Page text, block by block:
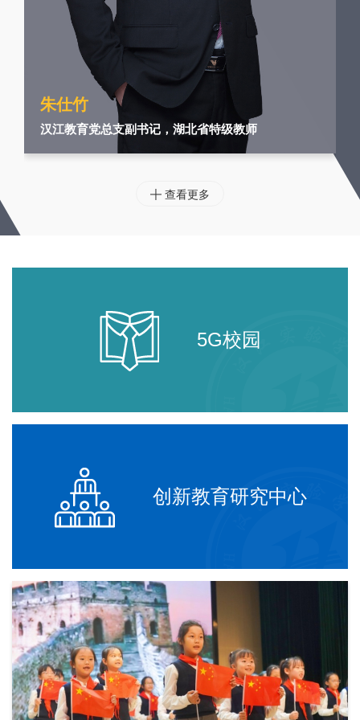
朱仕竹
汉江教育党总支副书记，湖北省特级教师
 查看更多
5G校园
创新教育研究中心